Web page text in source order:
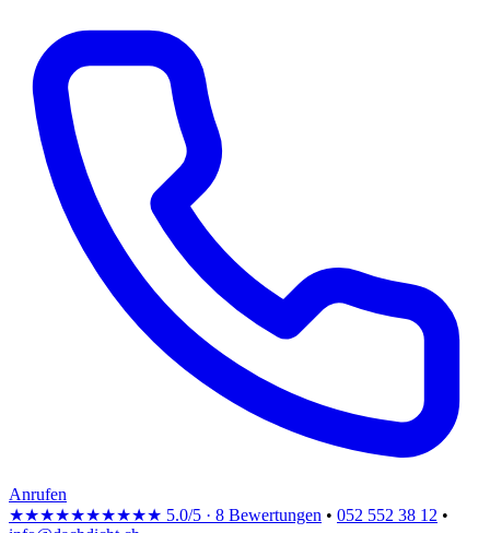
Anrufen
★★★★★★★★★★ 5.0/5 · 8 Bewertungen • 052 552 38 12 •